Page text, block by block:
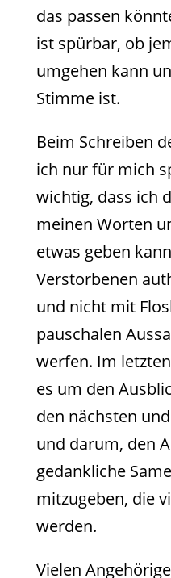
das passen
ist spürbar, ob
umgehen kann
Stimme ist.
Beim Schreiben
ich nur für mich
wichtig, dass ich
meinen Worten
etwas geben
Verstorbenen
und nicht mit
pauschalen
werfen. Im
es um den
den nächsten
und darum, den
gedankliche
mitzugeben, die
werden.
Vielen